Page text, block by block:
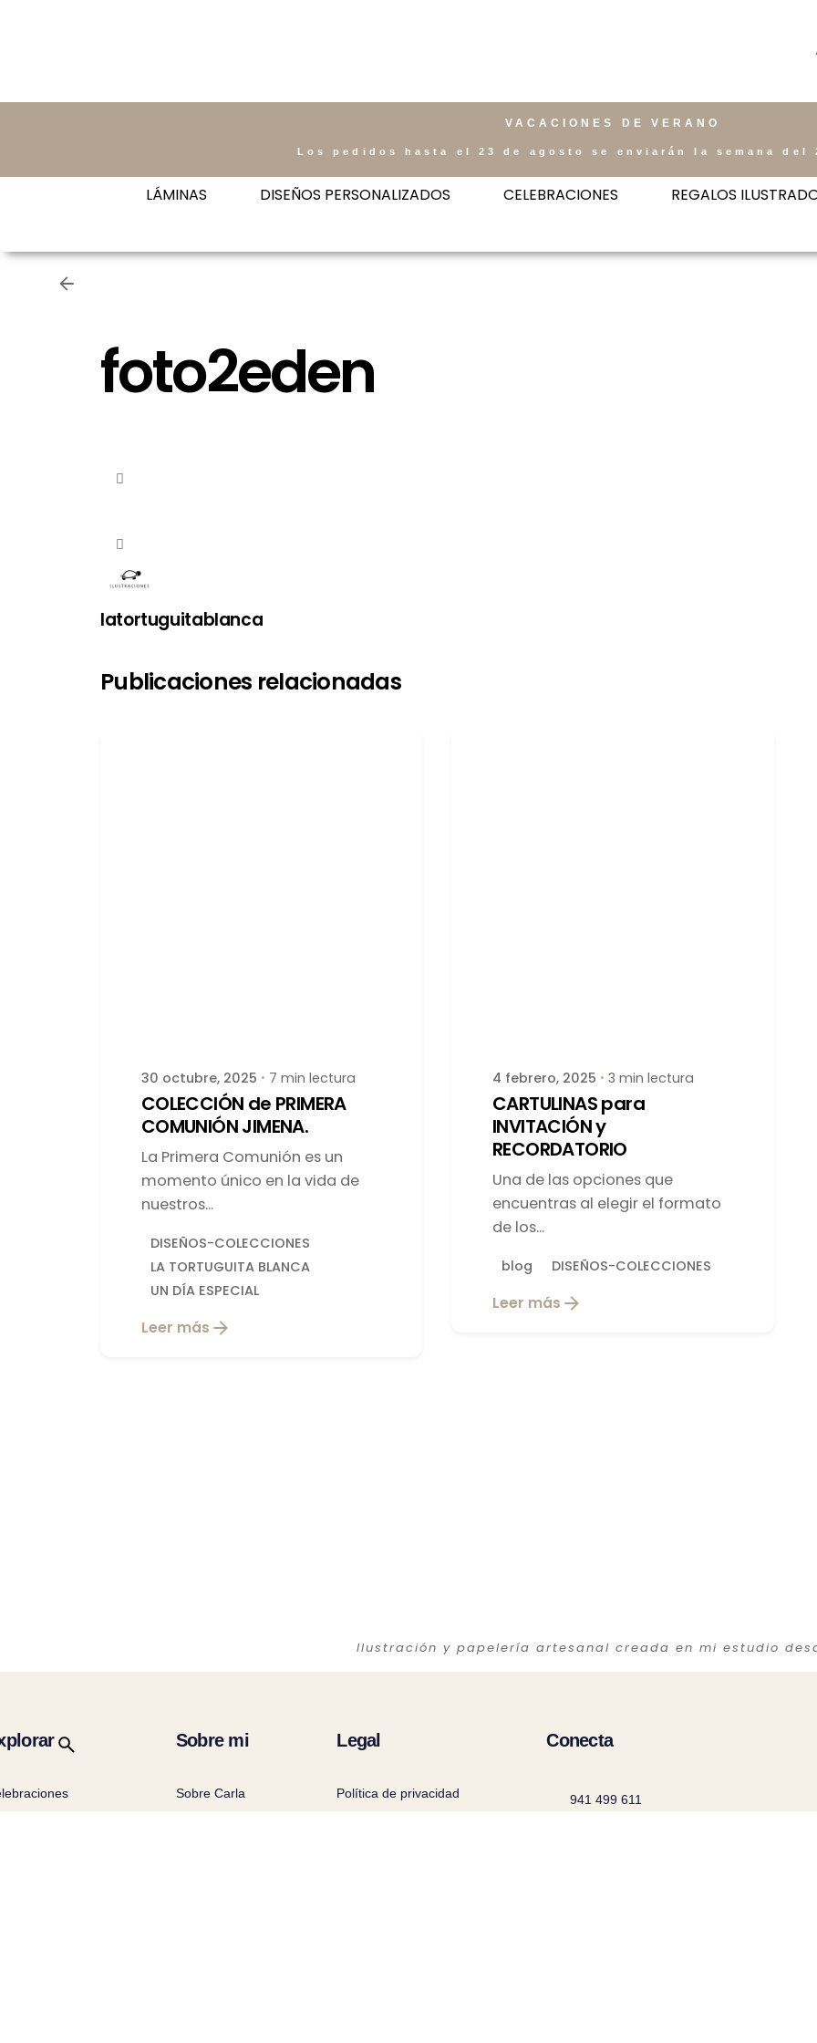
VACACIONES DE VERANO
Los pedidos hasta el 23 de agosto se enviarán la semana del
LÁMINAS DISEÑOS PERSONALIZADOS CELEBRACIONES REGALOS
foto2eden
latortuguitablanca
Publicaciones relacionadas
30 octubre, 2025 7 min lectura
COLECCIÓN de PRIMERA
COMUNIÓN JIMENA.
La Primera Comunión es un
momento único en la vida de
nuestros...
DISEÑOS-COLECCIONES
LA TORTUGUITA BLANCA
UN DÍA ESPECIAL
Leer más
4 febrero, 2025 3 min lectura
CARTULINAS para
INVITACIÓN y
RECORDATORIO
Una de las opciones que
encuentras al elegir el formato
de los...
blog DISEÑOS-COLECCIONES
Leer más
Ilustración y papelería artesanal creada en mi estudio
Sobre mi
Sobre Carla
Legal
Política de privacidad
Conecta
941 499 611